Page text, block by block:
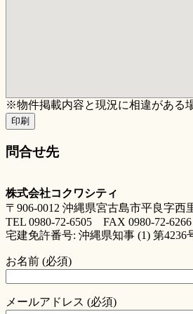
※物件掲載内容と現況に相違がある
印刷
問合せ先
株式会社コクワシティ
〒906-0012 沖縄県宮古島市平良字西
TEL 0980-72-6505 FAX 0980-72-6266
宅建免許番号: 沖縄県知事 (1) 第4236
お名前 (必須)
メールアドレス (必須)